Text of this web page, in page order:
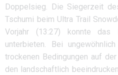
Doppelsieg. Die Siegerzeit
Tschumi beim Ultra Trail
Vorjahr (13:27) konnte
unterbieten. Bei
trockenen Bedingungen auf
den landschaftlich